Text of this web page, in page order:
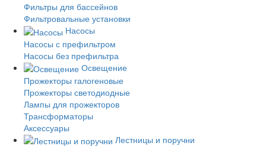
Фильтры для бассейнов
Фильтровальные установки
Насосы
Насосы с префильтром
Насосы без префильтра
Освещение
Прожекторы галогеновые
Прожекторы светодиодные
Лампы для прожекторов
Трансформаторы
Аксессуары
Лестницы и поручни